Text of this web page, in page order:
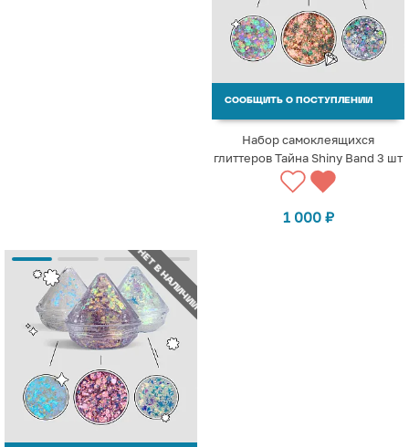
СООБЩИТЬ О ПОСТУПЛЕНИИ
Набор самоклеящихся
глиттеров Тайна Shiny Band 3 шт
1 000 ₽
НЕТ В НАЛИЧИИ